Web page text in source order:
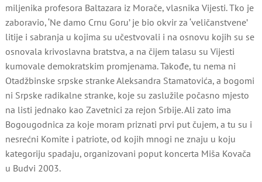
miljenika profesora Baltazara iz Morače, vlasnika Vijesti. Tko je
zaboravio, ‘Ne damo Crnu Goru’ je bio okvir za ‘veličanstvene’
litije i sabranja u kojima su učestvovali i na osnovu kojih su se
osnovala krivoslavna bratstva, a na čijem talasu su Vijesti
kumovale demokratskim promjenama. Takođe, tu nema ni
Otadžbinske srpske stranke Aleksandra Stamatovića, a bogomi
ni Srpske radikalne stranke, koje su zaslužile počasno mjesto
na listi jednako kao Zavetnici za rejon Srbije. Ali zato ima
Bogougodnica za koje moram priznati prvi put čujem, a tu su i
nesrećni Komite i patriote, od kojih mnogi ne znaju u koju
kategoriju spadaju, organizovani poput koncerta Miša Kovača
u Budvi 2003.